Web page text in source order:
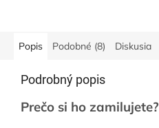
Popis
Podobné (8) Diskusia
Podrobný popis
Prečo si ho zamilujete?